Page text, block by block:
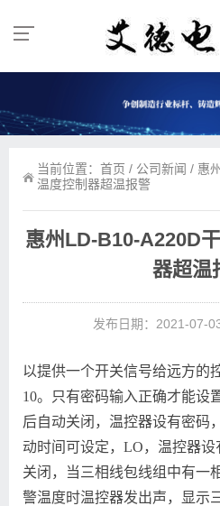
当前位置： 首页 / 公司新闻 / 惠
温度控制器超温报警
惠州LD-B10-A220D
器超温
发布日期：2021-07-
以提供一个开关信号给远方的
10。只有密码输入正确才能设
后自动关闭，温控器设有密码
动时间可设定，LO，温控器
关闭，当三相线包线组中有一
警温度时温控器发出声，显示